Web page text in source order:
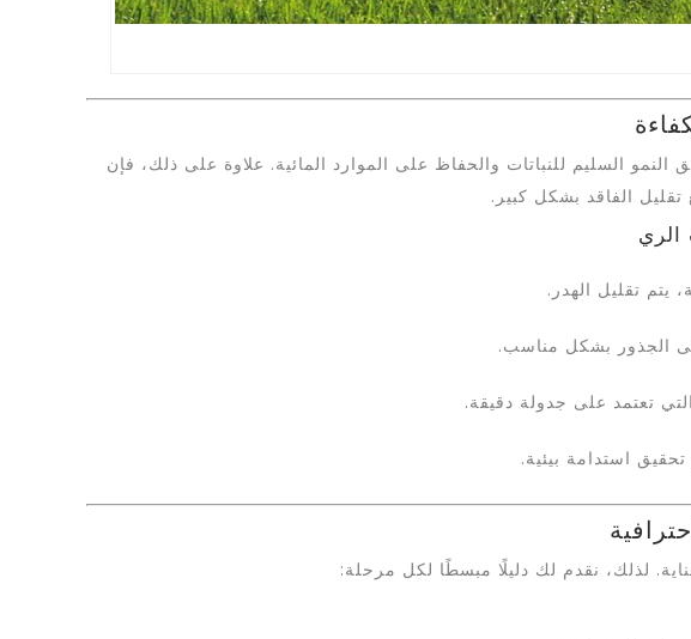
السليم للنباتات والحفاظ على الموارد المائية. علاوة على ذلك، فإن
تقليل الفاقد بشكل كبير.
الري
يتم تقليل الهدر.
الجذور بشكل مناسب.
تعتمد على جدولة دقيقة.
استدامة بيئية.
لذلك، نقدم لك دليلًا مبسطًا لكل مرحلة: